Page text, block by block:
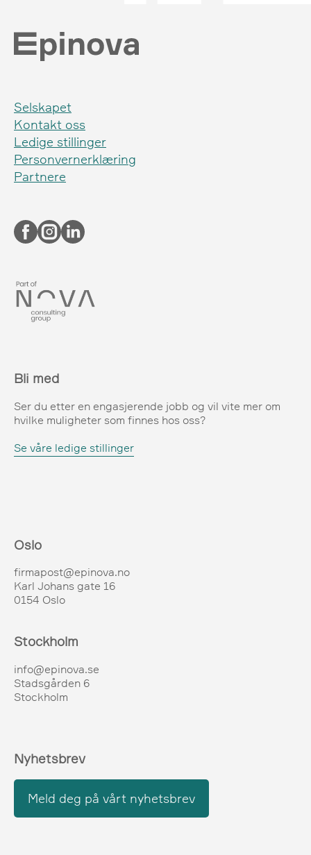
Selskapet
Kontakt oss
Ledige stillinger
Personvernerklæring
Partnere
Bli med
Ser du etter en engasjerende jobb og vil vite mer om
hvilke muligheter som finnes hos oss?
Se våre ledige stillinger
Oslo
firmapost@epinova.no
Karl Johans gate 16
0154 Oslo
Stockholm
info@epinova.se
Stadsgården 6
Stockholm
Nyhetsbrev
Meld deg på vårt nyhetsbrev